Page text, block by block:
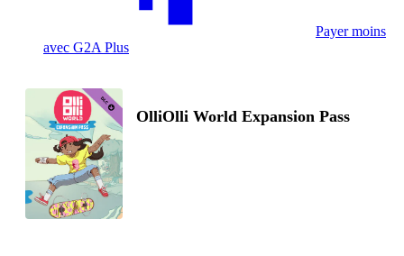
Payer moins
avec G2A Plus
OlliOlli World Expansion Pass